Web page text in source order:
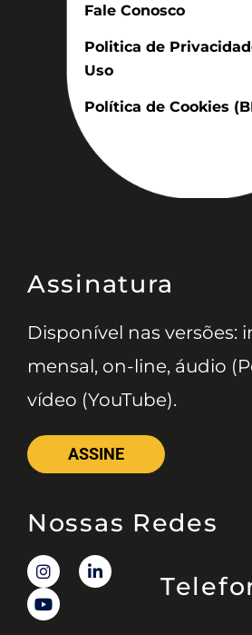
Fale Conosco
Politica de
Uso
Política de Cookies
Assinatura
Disponível nas versões:
mensal, on-line, áudio
vídeo (YouTube).
ASSINE
Nossas Redes